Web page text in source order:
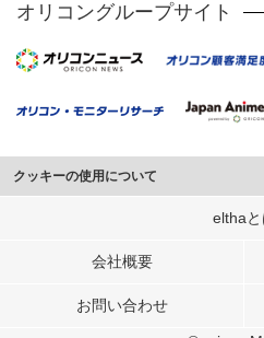
オリコングループサイト
クッキーの使用について
このサイトでは Cookie を使用して、ユ
行っています。
メディアや広告配信、データ解析の各パ
elthaと
会社概要
お問い合わせ